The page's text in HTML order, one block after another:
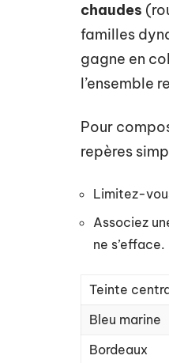
chaudes
familles
gagne en
l’ensemble
Pour
repères
Limitez-
Associez
ne s’efface.
Teinte
Bleu marine
Bordeaux